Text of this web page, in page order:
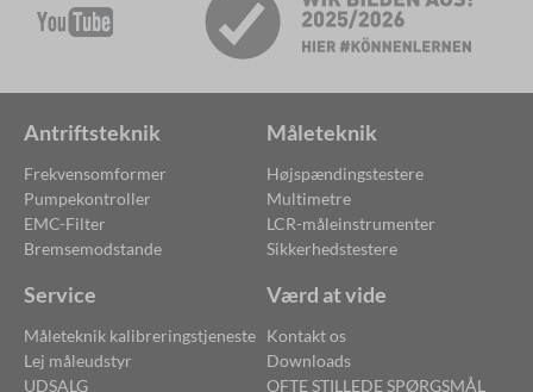
Antriftsteknik
Frekvensomformer
Pumpekontroller
EMC-Filter
Bremsemodstande
Måleteknik
Højspændingstestere
Multimetre
LCR-måleinstrumenter
Sikkerhedstestere
Service
Måleteknik kalibreringstjeneste
Lej måleudstyr
UDSALG
Værd at vide
Kontakt os
Downloads
OFTE STILLEDE SPØRGSMÅL